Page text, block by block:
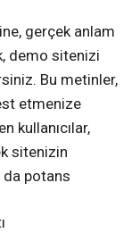
gerçek anlam
demo sitenizi
Bu metinler,
etmenize
kullanıcılar,
sitenizin
da potans